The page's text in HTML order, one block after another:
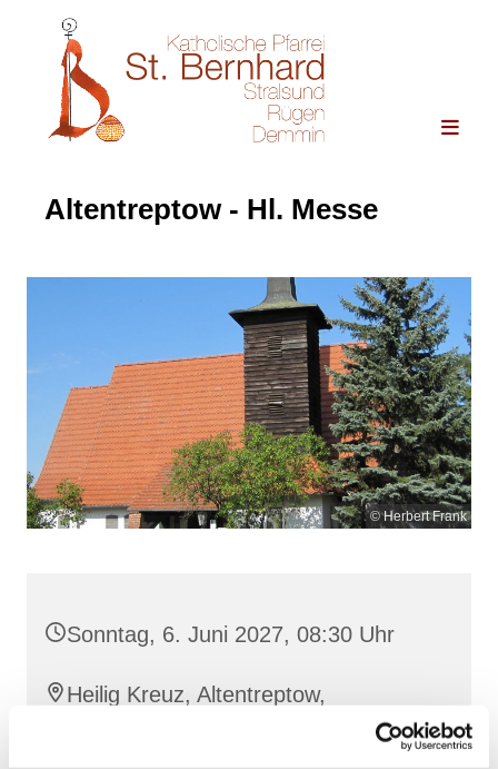
Altentreptow - Hl. Messe
© Herbert Frank
Sonntag, 6. Juni 2027, 08:30 Uhr
Heilig Kreuz, Altentreptow,
Klüschenberg, 17087 Altentreptow